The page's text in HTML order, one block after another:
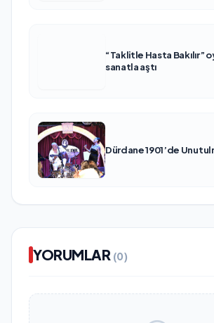
“Taklitle Hasta Bakılır”
sanatla aştı
Dürdane 1901’de
YORUMLAR (0)